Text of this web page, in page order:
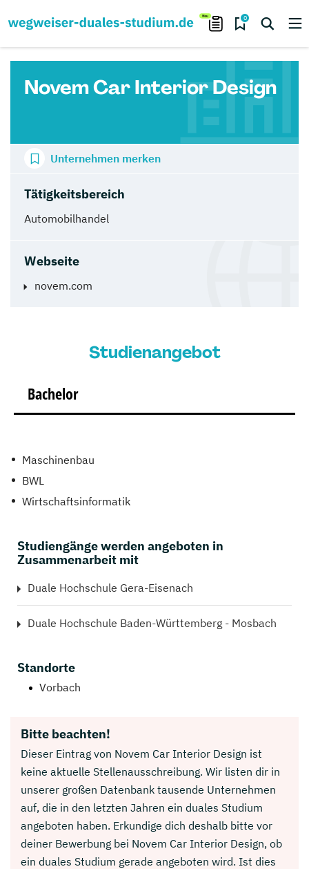
0
Novem Car Interior Design
Tätigkeitsbereich
Automobilhandel
Webseite
novem.com
Unternehmen merken
Studienangebot
Bachelor
Maschinenbau
BWL
Wirtschaftsinformatik
Studiengänge werden angeboten in
Zusammenarbeit mit
Duale Hochschule Gera-Eisenach
Duale Hochschule Baden-Württemberg - Mosbach
Standorte
Vorbach
Bitte beachten!
Dieser Eintrag von Novem Car Interior Design ist
keine aktuelle Stellenausschreibung. Wir listen dir in
unserer großen Datenbank tausende Unternehmen
auf, die in den letzten Jahren ein duales Studium
angeboten haben. Erkundige dich deshalb bitte vor
deiner Bewerbung bei Novem Car Interior Design, ob
ein duales Studium gerade angeboten wird. Ist dies